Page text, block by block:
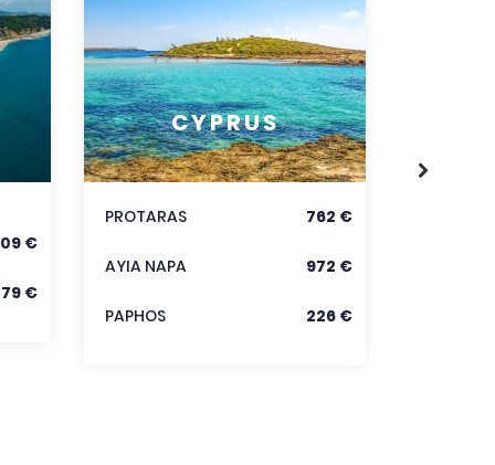
€
€
CYPRUS
PROTARAS 762 €
AYIA NAPA 972 €
PAPHOS 226 €